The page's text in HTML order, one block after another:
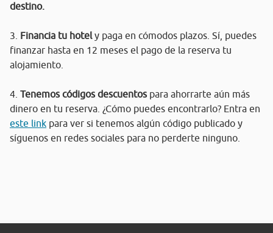
destino.
3. Financia tu hotely paga en cómodos plazos. Sí, puedes
finanzar hasta en 12 meses el pago de la reserva tu
alojamiento.
4. Tenemos códigos descuentos para ahorrarte aún más
dinero en tu reserva. ¿Cómo puedes encontrarlo? Entra en
este link para ver si tenemos algún código publicado y
síguenos en redes sociales para no perderte ninguno.